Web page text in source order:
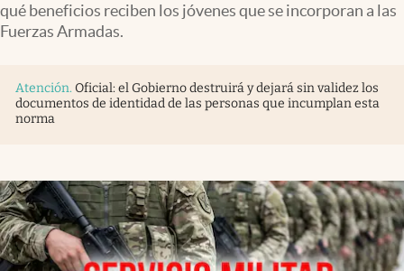
qué beneficios reciben los jóvenes que se incorporan a las
Fuerzas Armadas.
Atención. Oficial: el Gobierno destruirá y dejará sin validez los
documentos de identidad de las personas que incumplan esta
norma